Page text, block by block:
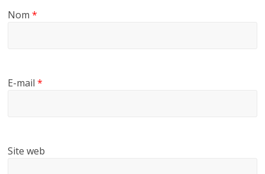
Nom*
E-mail*
Site web